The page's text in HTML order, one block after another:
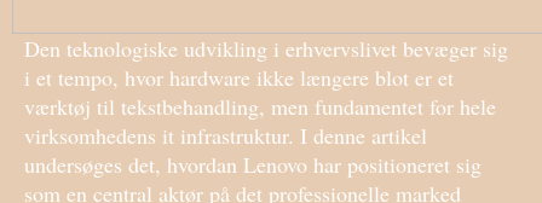
Den teknologiske udvikling i erhvervslivet bevæger sig
i et tempo, hvor hardware ikke længere blot er et
værktøj til tekstbehandling, men fundamentet for hele
virksomhedens it infrastruktur. I denne artikel
undersøges det, hvordan Lenovo har positioneret sig
som en central aktør på det professionelle marked